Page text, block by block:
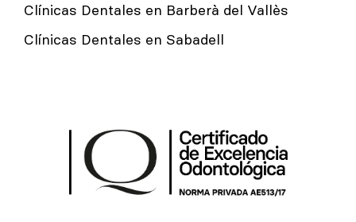
Clínicas Dentales en Barberà del Vallès
Clínicas Dentales en Sabadell